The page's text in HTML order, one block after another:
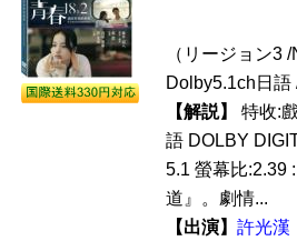
（リージョン3
Dolby5.1ch日
【解説】
特收:
語 DOLBY
5.1 螢幕比:2.39
道』。劇情...
【出演】 許光漢